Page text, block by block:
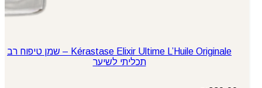
Kérastase Elixir Ultime L’Huile Originale – שמן טיפוח רב
תכליתי לשיער